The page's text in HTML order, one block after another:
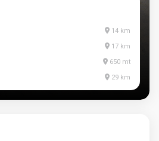
14 km
17 km
650 mt
29 km